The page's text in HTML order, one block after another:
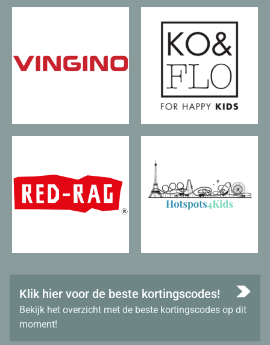
Klik hier voor de beste kortingscodes!
Bekijk het overzicht met de beste kortingscodes op dit
moment!